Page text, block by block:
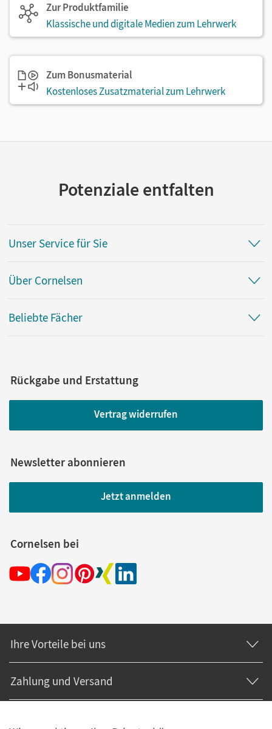
Zur Produktfamilie
Klassische und digitale Medien zum Lehrwerk
Zum Bonusmaterial
Kostenloses Zusatzmaterial zum Lehrwerk
Potenziale entfalten
Unser Service für Sie
Über Cornelsen
Beliebte Fächer
Rückgabe und Erstattung
Vertrag widerrufen
Newsletter abonnieren
Jetzt anmelden
Cornelsen bei
Ihre Vorteile bei uns
Zahlung und Versand